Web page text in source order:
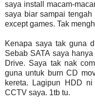
saya install macam-
saya biar sampai tengah
except games. Tak
Kenapa saya tak guna
Sebab SATA saya
Drive. Saya tak nak
guna untuk burn CD
kereta. Lagipun HDD
CCTV saya. 1tb tu.